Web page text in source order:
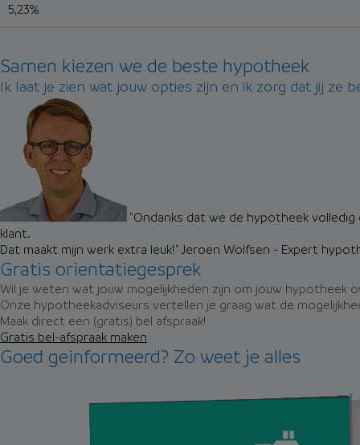
5,23%
Samen kiezen we de beste hypotheek
Ik laat je zien wat jouw opties zijn en ik zorg dat jij ze
"Ondanks dat we de hypotheek
klant.
Dat maakt mijn werk extra leuk!"Jeroen Wolfsen - Expert
Gratis orientatiegesprek
Wil je weten wat jouw mogelijkheden zijn om jouw hypotheek
Onze hypotheekadviseurs vertellen je graag wat de
Maak direct een (gratis) bel afspraak!
Gratis bel-afspraak maken
Goed geinformeerd? Zo weet je alles